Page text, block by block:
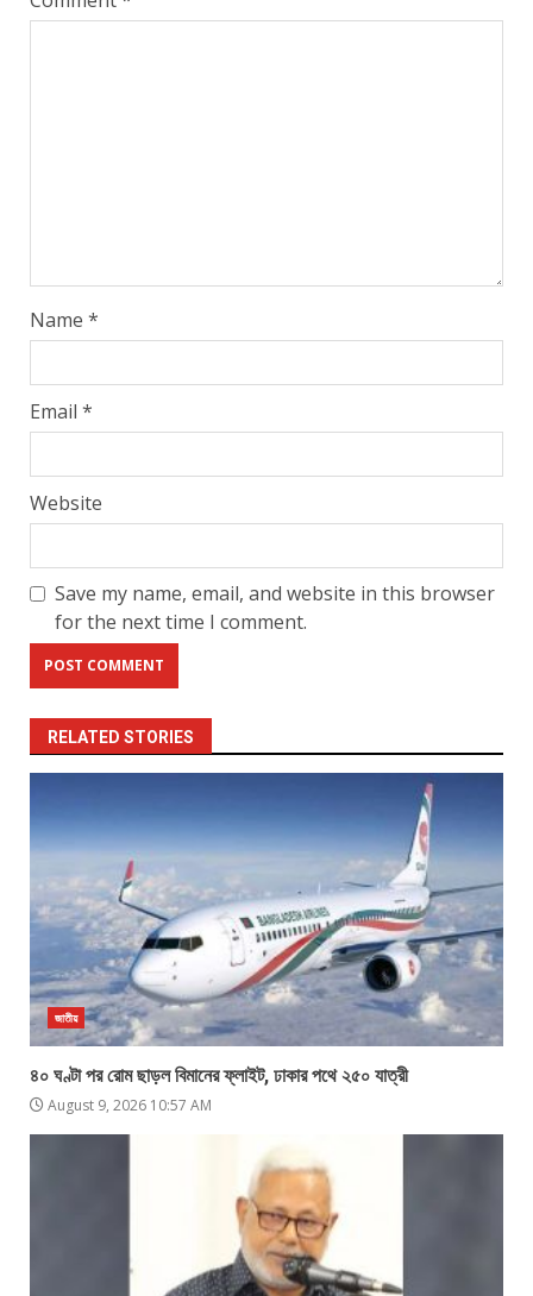
Name *
Email *
Website
Save my name, email, and website in this browser
for the next time I comment.
RELATED STORIES
জাতীয়
৪০ ঘণ্টা পর রোম ছাড়ল বিমানের ফ্লাইট, ঢাকার পথে ২৫০ যাত্রী
August 9, 2026 10:57 AM